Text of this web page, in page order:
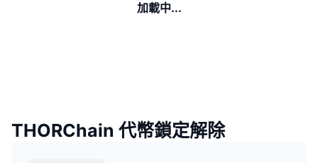
加載中...
THORChain 代幣鎖定解除